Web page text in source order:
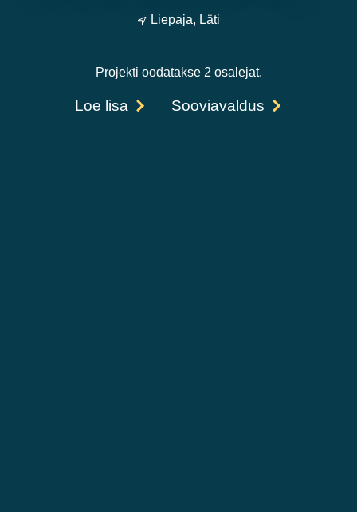
Liepaja, Läti
Projekti oodatakse 2 osalejat.
Loe lisa Sooviavaldus